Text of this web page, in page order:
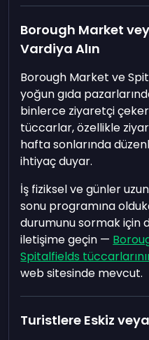
Borough Market
Vardiya Alın
Borough Market ve
yoğun gıda
binlerce ziyaretçi
tüccarlar, özellikle
hafta sonlarında
ihtiyaç duyar.
İş fiziksel ve günler
sonu programına
durumunu sormak
iletişime geçin —
Spitalfields
web sitesinde mevcut.
Turistlere Eskiz